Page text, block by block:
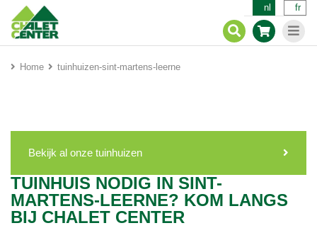
nl fr
Home tuinhuizen-sint-martens-leerne
Bekijk al onze tuinhuizen
TUINHUIS NODIG IN SINT-
MARTENS-LEERNE? KOM LANGS
BIJ CHALET CENTER